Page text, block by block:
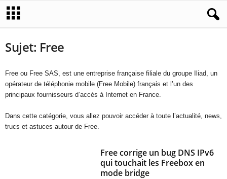
Sujet: Free
Free ou Free SAS, est une entreprise française filiale du groupe Iliad, un
opérateur de téléphonie mobile (Free Mobile) français et l’un des
principaux fournisseurs d’accès à Internet en France.
Dans cette catégorie, vous allez pouvoir accéder à toute l’actualité, news,
trucs et astuces autour de Free.
Free corrige un bug DNS IPv6
qui touchait les Freebox en
mode bridge